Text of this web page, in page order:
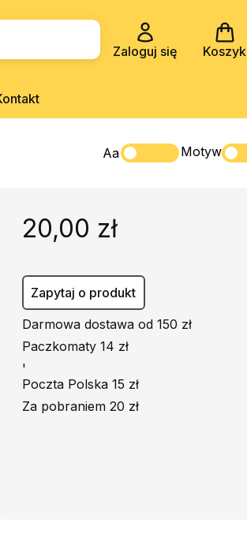
Zaloguj się Koszyk
Aa Motyw
20,00 zł
Zapytaj o produkt
Darmowa dostawa od 150 zł
Paczkomaty 14 zł
'
Poczta Polska 15 zł
Za pobraniem 20 zł